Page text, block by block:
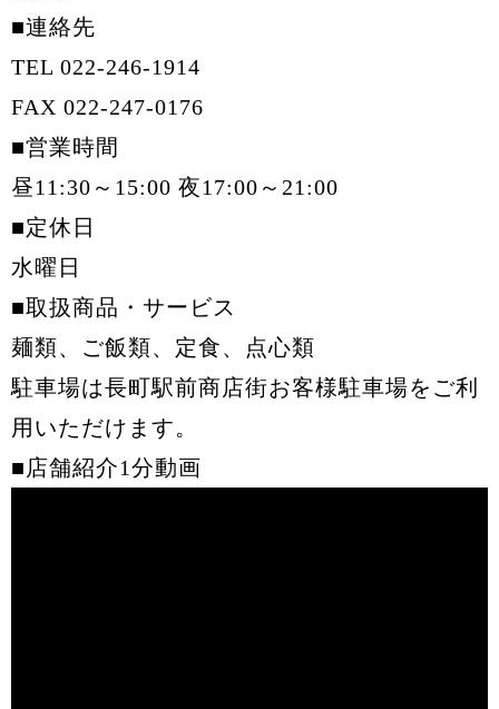
■連絡先
TEL 022-246-1914
FAX 022-247-0176
■営業時間
昼11:30～15:00 夜17:00～21:00
■定休日
水曜日
■取扱商品・サービス
麺類、ご飯類、定食、点心類
駐車場は長町駅前商店街お客様駐車場をご利
用いただけます。
■店舗紹介1分動画